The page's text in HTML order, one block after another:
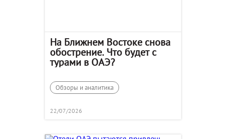
На Ближнем Востоке снова
обострение. Что будет с
турами в ОАЭ?
Обзоры и аналитика
22/07/2026